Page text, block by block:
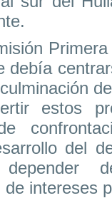
debía
estos
del
de intereses